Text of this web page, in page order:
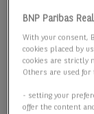
BNP Paribas
With your consent,
cookies placed by
cookies are strictly
Others are used
- setting your
offer the content